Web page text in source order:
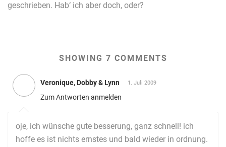
geschrieben. Hab‘ ich aber doch, oder?
SHOWING 7 COMMENTS
Veronique, Dobby & Lynn 1. Juli 2009
Zum Antworten anmelden
oje, ich wünsche gute besserung, ganz schnell! ich
hoffe es ist nichts ernstes und bald wieder in ordnung.